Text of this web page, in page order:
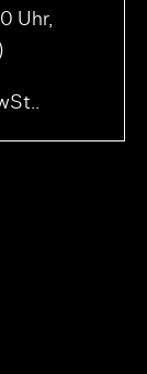
Uhr,